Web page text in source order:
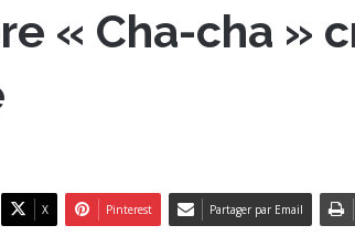
« Cha-cha »
X Pinterest Partager par Email